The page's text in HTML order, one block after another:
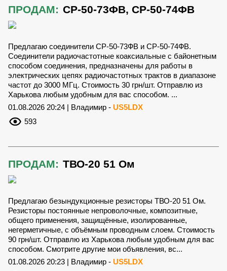
ПРОДАМ: СР-50-73ФВ, СР-50-74ФВ
Предлагаю соединители СР-50-73ФВ и СР-50-74ФВ.
Соединители радиочастотные коаксиальные с байонетным
способом соединения, предназначены для работы в
электрических цепях радиочастотных трактов в диапазоне
частот до 3000 МГц. Стоимость 30 грн/шт. Отправлю из
Харькова любым удобным для вас способом. ...
01.08.2026 20:24 | Владимир - US5LDX
593
ПРОДАМ: ТВО-20 51 Ом
Предлагаю безындукционные резисторы ТВО-20 51 Ом.
Резисторы постоянные непроволочные, композитные,
общего применения, защищённые, изолированные,
негерметичные, с объёмным проводным слоем. Стоимость
90 грн/шт. Отправлю из Харькова любым удобным для вас
способом. Смотрите другие мои объявления, вс...
01.08.2026 20:23 | Владимир - US5LDX